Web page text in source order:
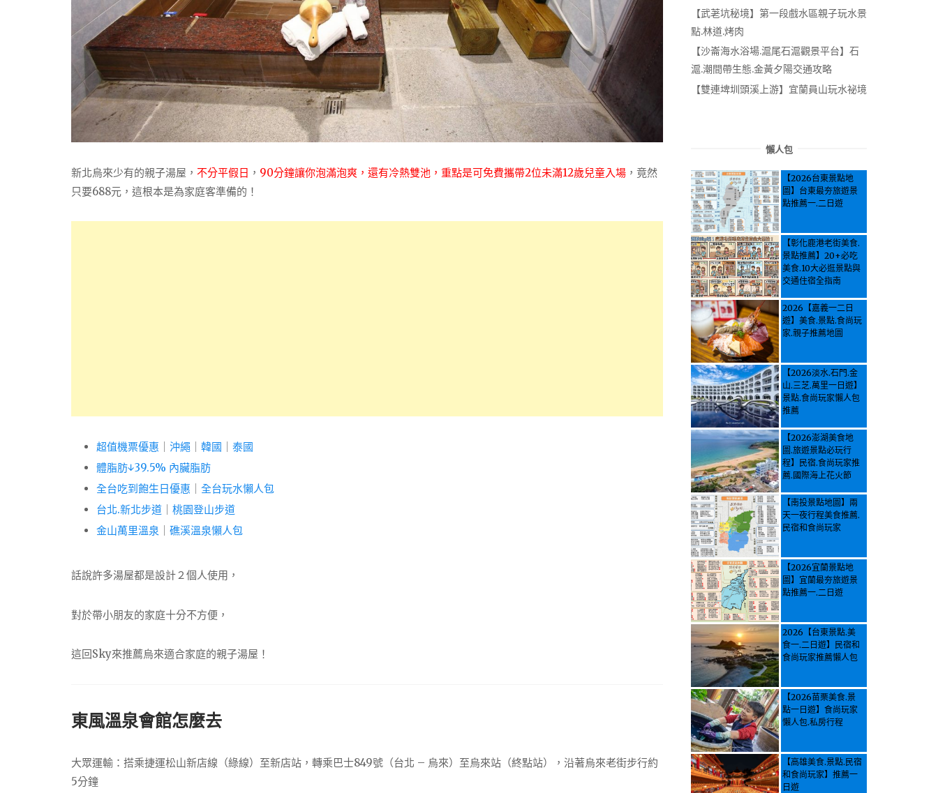
新北烏來少有的親子湯屋， 不分平假日 ， 90分鐘讓你泡滿泡爽，還有冷熱雙池，重點是可免費攜帶2位未滿12歲兒童入場 ，竟然
只要688元，這根本是為家庭客準備的！
超值機票優惠 沖繩 韓國
泰國
體脂肪↓39.5% 內臟脂肪
全台吃到飽生日優惠
全台玩水懶人包
台北.新北步道
桃園登山步道
金山萬里溫泉
礁溪溫泉懶人包
話說許多湯屋都是設計２個人使用，
對於帶小朋友的家庭十分不方便，
這回Sky來推薦烏來適合家庭的親子湯屋！
東風溫泉會館怎麼去
大眾運輸：搭乘捷運松山新店線（綠線）至新店站，轉乘巴士849號（台北 – 烏來）至烏來站（終點站），沿著烏來老街步行約
5分鐘
【武荖坑秘境】第一段戲水區親子玩水景
點.林道.烤肉
【沙崙海水浴場.滬尾石滬觀景平台】石
滬.潮間帶生態.金黃夕陽交通攻略
【雙連埤圳頭溪上游】宜蘭員山玩水祕境
懶人包
【2026台東景點地
圖】台東最夯旅遊景
點推薦一.二日遊
【彰化鹿港老街美食.
景點推薦】20+必吃
美食.10大必逛景點與
交通住宿全指南
2026【嘉義一二日
遊】美食.景點.食尚玩
家.親子推薦地圖
【2026淡水.石門.金
山.三芝.萬里一日遊】
景點.食尚玩家懶人包
推薦
【2026澎湖美食地
圖.旅遊景點必玩行
程】民宿.食尚玩家推
薦.國際海上花火節
【南投景點地圖】兩
天一夜行程美食推薦.
民宿和食尚玩家
【2026宜蘭景點地
圖】宜蘭最夯旅遊景
點推薦一.二日遊
2026【台東景點.美
食一.二日遊】民宿和
食尚玩家推薦懶人包
【2026苗栗美食.景
點一日遊】食尚玩家
懶人包.私房行程
【高雄美食.景點.民宿
和食尚玩家】推薦一
日遊